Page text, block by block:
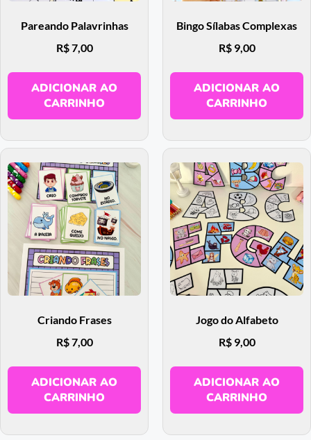
Pareando Palavrinhas
R$7,00
ADICIONAR AO
CARRINHO
Bingo Sílabas Complexas
R$9,00
ADICIONAR AO
CARRINHO
Criando Frases
R$7,00
ADICIONAR AO
CARRINHO
Jogo do Alfabeto
R$9,00
ADICIONAR AO
CARRINHO